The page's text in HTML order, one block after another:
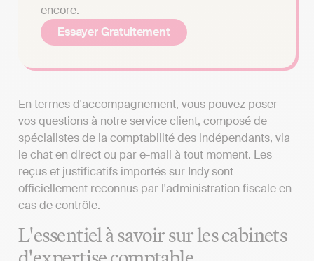
encore.
Essayer Gratuitement
En termes d'accompagnement, vous pouvez poser
vos questions à notre service client, composé de
spécialistes de la comptabilité des indépendants, via
le chat en direct ou par e-mail à tout moment. Les
reçus et justificatifs importés sur Indy sont
officiellement reconnus par l'administration fiscale en
cas de contrôle.
L'essentiel à savoir sur les cabinets